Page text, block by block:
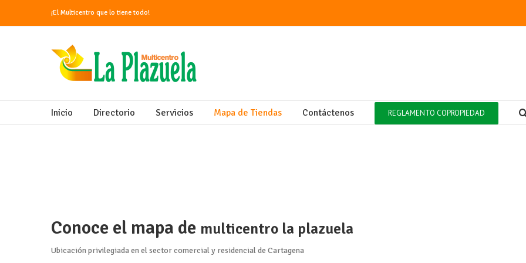
¡El Multicentro que lo tiene todo!
Inicio Directorio Servicios Mapa de Tiendas Contáctenos REGLAMENTO COPROPIEDAD
Conoce el mapa de multicentro la plazuela
Ubicación privilegiada en el sector comercial y residencial de Cartagena